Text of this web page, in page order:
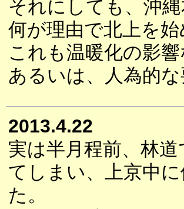
それにしても、沖
何が理由で北上を
これも温暖化の影
あるいは、人為的
2013.4.22
実は半月程前、林
てしまい、上京中
た。